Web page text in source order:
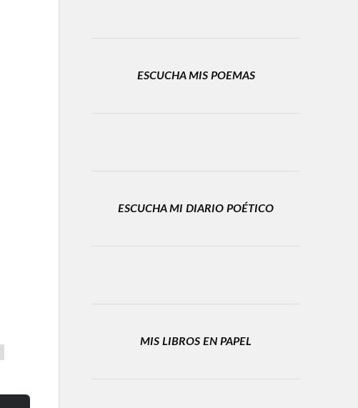
ESCUCHA MIS POEMAS
ESCUCHA MI DIARIO POÉTICO
MIS LIBROS EN PAPEL